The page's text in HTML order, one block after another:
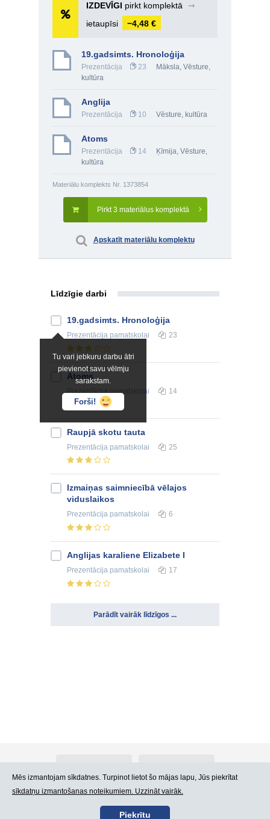
IZDEVĪGI pirkt komplektā
➞
ietaupīsi
−4,48 €
19.gadsimts. Hronoloģija
Prezentācija 23 Māksla, Vēsture,
kultūra
Anglija
Prezentācija 10 Vēsture, kultūra
Atoms
Prezentācija 14 Ķīmija, Vēsture,
kultūra
Materiālu komplekts Nr. 1373854
Pirkt 3 materiālus komplektā
Apskatīt materiālu komplektu
Līdzīgie darbi
Tu vari jebkuru darbu ātri
pievienot savu vēlmju
sarakstam.
Forši!
19.gadsimts. Hronoloģija
Prezentācija pamatskolai 23
Atoms
Prezentācijapamatskolai 14
Raupjā skotu tauta
Prezentācija pamatskolai 25
Izmaiņas saimniecībā vēlajos
viduslaikos
Prezentācija pamatskolai 6
Anglijas karaliene Elizabete I
Prezentācija pamatskolai 17
Parādīt vairāk līdzīgos ...
Kontakti Lietošanas noteikumi
Mēs izmantojam sīkdatnes. Turpinot lietot šo mājas lapu, Jūs piekrītat
sīkdatņu izmantošanas noteikumiem. Uzzināt vairāk.
Piekrītu